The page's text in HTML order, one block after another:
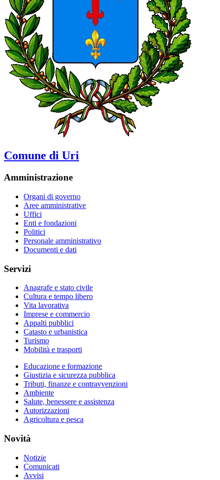
Comune di Uri
Amministrazione
Organi di governo
Aree amministrative
Uffici
Enti e fondazioni
Politici
Personale amministrativo
Documenti e dati
Servizi
Anagrafe e stato civile
Cultura e tempo libero
Vita lavorativa
Imprese e commercio
Appalti pubblici
Catasto e urbanistica
Turismo
Mobilità e trasporti
Educazione e formazione
Giustizia e sicurezza pubblica
Tributi, finanze e contravvenzioni
Ambiente
Salute, benessere e assistenza
Autorizzazioni
Agricoltura e pesca
Novità
Notizie
Comunicati
Avvisi